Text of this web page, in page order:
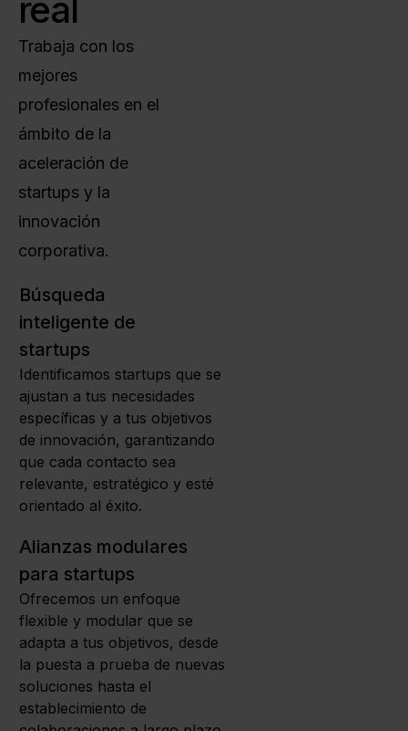
real
Trabaja con los
mejores
profesionales en el
ámbito de la
aceleración de
startups y la
innovación
corporativa.
Búsqueda
inteligente de
startups
Identificamos startups que se
ajustan a tus necesidades
específicas y a tus objetivos
de innovación, garantizando
que cada contacto sea
relevante, estratégico y esté
orientado al éxito.
Alianzas modulares
para startups
Ofrecemos un enfoque
flexible y modular que se
adapta a tus objetivos, desde
la puesta a prueba de nuevas
soluciones hasta el
establecimiento de